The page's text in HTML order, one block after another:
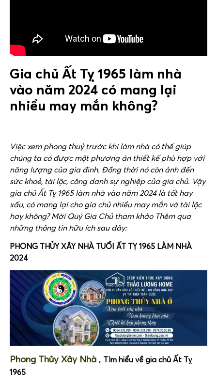
Gia chủ Ất Tỵ 1965 làm nhà
vào năm 2024 có mang lại
nhiều may mắn không?
Việc xem phong thuỷ trước khi làm nhà có thể giúp
chúng ta có được một phương án thiết kế phù hợp với
năng lượng của gia đình. Đồng thời nó còn ảnh đến
sức khoẻ, tài lộc, công danh sự nghiệp của gia chủ. Vậy
gia chủ Ất Tỵ 1965 làm nhà vào năm 2024 là tốt hay
xấu, có mang lại cho gia chủ nhiều may mắn và tài lộc
hay không? Mời Quý Gia Chủ tham khảo Thêm qua
những thông tin hữu ích sau đây:
PHONG THỦY XÂY NHÀ TUỔI ẤT TỴ 1965 LÀM NHÀ
2024
Phong Thủy Xây Nhà , Tìm hiểu về gia chủ Ất Tỵ
1965